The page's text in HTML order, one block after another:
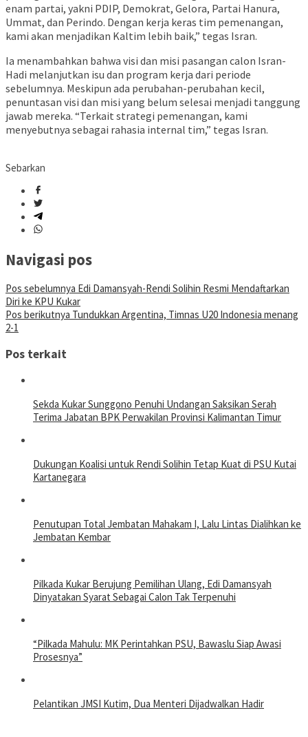
enam partai, yakni PDIP, Demokrat, Gelora, Partai Hanura,
Ummat, dan Perindo. Dengan kerja keras tim pemenangan,
kami akan menjadikan Kaltim lebih baik,” tegas Isran.
Ia menambahkan bahwa visi dan misi pasangan calon Isran-
Hadi melanjutkan isu dan program kerja dari periode
sebelumnya. Meskipun ada perubahan-perubahan kecil,
penuntasan visi dan misi yang belum selesai menjadi tanggung
jawab mereka. “Terkait strategi pemenangan, kami
menyebutnya sebagai rahasia internal tim,” tegas Isran.
Sebarkan
Navigasi pos
Pos sebelumnya Edi Damansyah-Rendi Solihin Resmi Mendaftarkan
Diri ke KPU Kukar
Pos berikutnya Tundukkan Argentina, Timnas U20 Indonesia menang
2-1
Pos terkait
Sekda Kukar Sunggono Penuhi Undangan Saksikan Serah
Terima Jabatan BPK Perwakilan Provinsi Kalimantan Timur
Dukungan Koalisi untuk Rendi Solihin Tetap Kuat di PSU Kutai
Kartanegara
Penutupan Total Jembatan Mahakam I, Lalu Lintas Dialihkan ke
Jembatan Kembar
Pilkada Kukar Berujung Pemilihan Ulang, Edi Damansyah
Dinyatakan Syarat Sebagai Calon Tak Terpenuhi
“Pilkada Mahulu: MK Perintahkan PSU, Bawaslu Siap Awasi
Prosesnya”
Pelantikan JMSI Kutim, Dua Menteri Dijadwalkan Hadir